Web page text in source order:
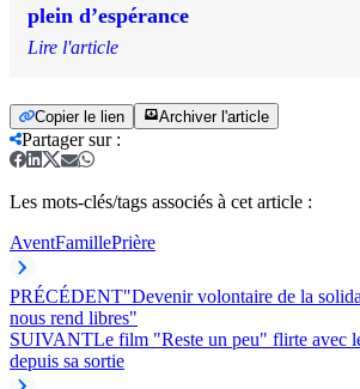
plein d’espérance
Lire l'article
Copier le lien Archiver l'article
Partager sur:
Les mots-clés/tags associés à cet article :
AventFamillePrière
PRÉCÉDENT"Devenir volontaire de la
nous rend libres"
SUIVANTLe film "Reste un peu" flirte avec
depuis sa sortie